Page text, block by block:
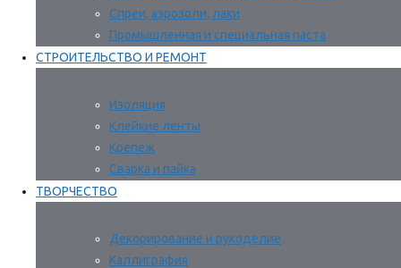
Спреи, аэрозоли, лаки
Промышленная и специальная паста
СТРОИТЕЛЬСТВО И РЕМОНТ
Изоляция
Клейкие ленты
Крепеж
Сварка и пайка
ТВОРЧЕСТВО
Декорирование и рукоделие
Каллиграфия